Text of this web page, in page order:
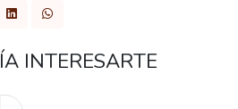
INTERESARTE